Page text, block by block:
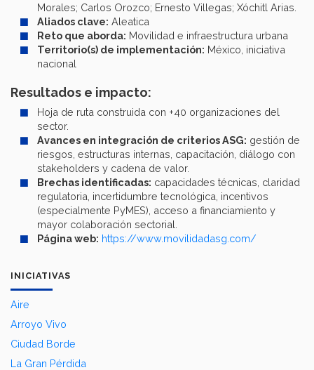
Morales; Carlos Orozco; Ernesto Villegas; Xóchitl Arias.
Aliados clave: Aleatica
Reto que aborda: Movilidad e infraestructura urbana
Territorio(s) de implementación: México, iniciativa
nacional
Resultados e impacto:
Hoja de ruta construida con +40 organizaciones del
sector.
Avances en integración de criterios ASG: gestión de
riesgos, estructuras internas, capacitación, diálogo con
stakeholders y cadena de valor.
Brechas identificadas: capacidades técnicas, claridad
regulatoria, incertidumbre tecnológica, incentivos
(especialmente PyMES), acceso a financiamiento y
mayor colaboración sectorial.
Página web: https://www.movilidadasg.com/
INICIATIVAS
Aire
Arroyo Vivo
Ciudad Borde
La Gran Pérdida